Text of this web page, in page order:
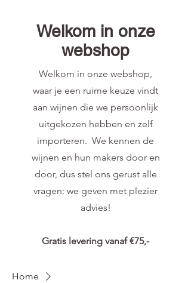
Welkom in onze
webshop
Welkom in onze webshop,
waar je een ruime keuze vindt
aan wijnen die we persoonlijk
uitgekozen hebben en zelf
importeren. We kennen de
wijnen en hun makers door en
door, dus stel ons gerust alle
vragen: we geven met plezier
advies!
Gratis levering vanaf €75,-
Home